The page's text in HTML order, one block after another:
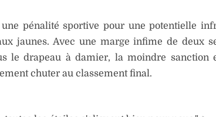
une pénalité sportive pour une potentielle
jaunes. Avec une marge infime de deux
le drapeau à damier, la moindre sanction
chuter au classement final.